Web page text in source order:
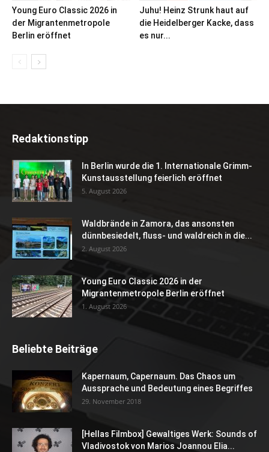
Young Euro Classic 2026 in
der Migrantenmetropole
Berlin eröffnet
Juhu! Heinz Strunk haut auf
die Heidelberger Kacke, dass
es nur...
Redaktionstipp
In Berlin wurde die 1. Internationale Grimm-
Kunstausstellung feierlich eröffnet
5. August 2026
Waldbrände in Zamora, das ansonsten
dünnbesiedelt, fluss- und waldreich in die...
2. August 2026
Young Euro Classic 2026 in der
Migrantenmetropole Berlin eröffnet
1. August 2026
Beliebte Beiträge
Kapernaum, Capernaum. Das Chaos um
Aussprache und Bedeutung eines Begriffes
29. November 2018
[Hellas Filmbox] Gewaltiges Werk: Sounds of
Vladivostok von Marios Joannou Elia...